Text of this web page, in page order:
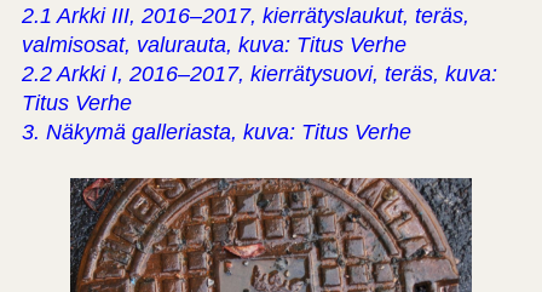
2.1 Arkki III, 2016–2017, kierrätyslaukut, teräs,
valmisosat, valurauta, kuva: Titus Verhe
2.2 Arkki I, 2016–2017, kierrätysuovi, teräs, kuva:
Titus Verhe
3. Näkymä galleriasta, kuva: Titus Verhe